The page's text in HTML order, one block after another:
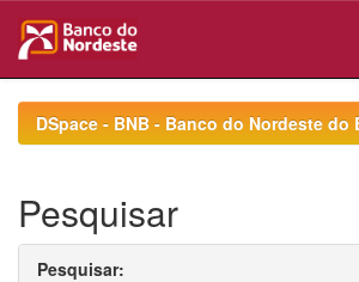
navigationDSpace - BNB - Banco do Nordeste do
Pesquisar
Pesquisar: